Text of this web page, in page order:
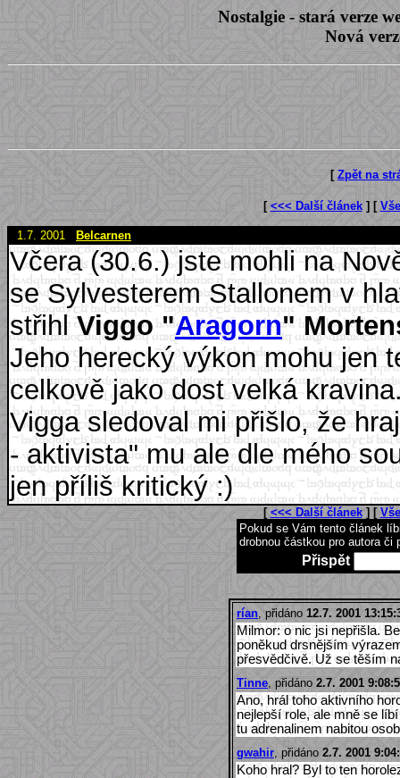
Nostalgie - stará verze
Nová
[ Zpět na
[ <<< Další článek] [
1.7. 2001 Belcarnen
Včera (30.6.) jste mohli na
se Sylvesterem Stallonem v
střihlViggo "Aragorn"
Jeho herecký výkon mohu jen
celkově jako dost velká
Vigga sledoval mi přišlo, že
- aktivista" mu ale dle mého
jen příliš kritický :)
[ <<< Další článek] [
Pokud se Vám tento článek
drobnou částkou pro autora či
Přispět
rían , přidáno 12.7. 2001
Milmor: o nic jsi nepřišla.
poněkud drsnějším
přesvědčivě. Už se těším
Tinne , přidáno 2.7. 2001
Ano, hrál toho aktivního
nejlepší role, ale mně se
tu adrenalinem nabitou
gwahir , přidáno 2.7. 2001
Koho hral? Byl to ten